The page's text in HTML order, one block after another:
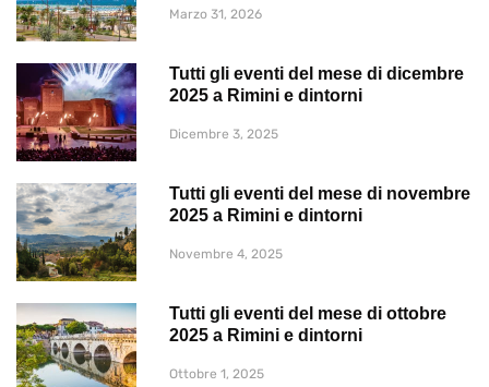
Marzo 31, 2026
Tutti gli eventi del mese di dicembre
2025 a Rimini e dintorni
Dicembre 3, 2025
Tutti gli eventi del mese di novembre
2025 a Rimini e dintorni
Novembre 4, 2025
Tutti gli eventi del mese di ottobre
2025 a Rimini e dintorni
Ottobre 1, 2025